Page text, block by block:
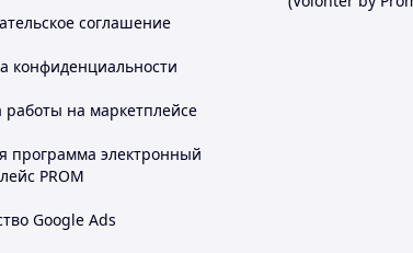
соглашение
конфиденциальности
работы на маркетплейсе
программа электронный
PROM
Google Ads